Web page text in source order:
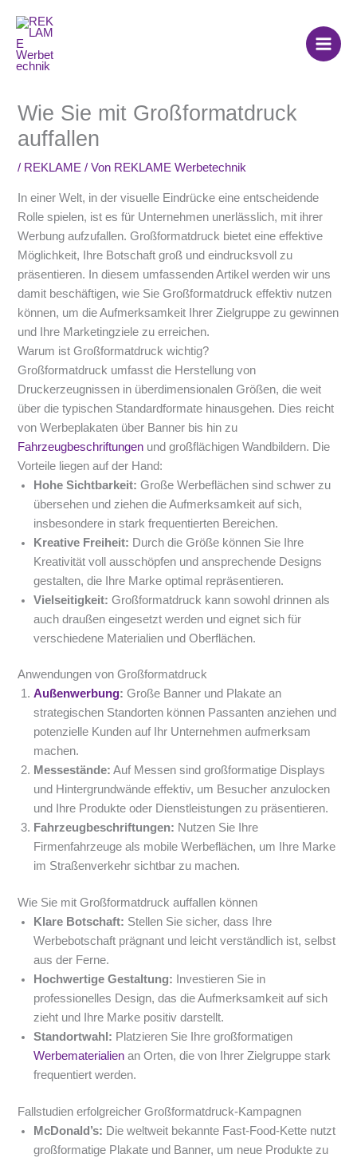
Inhalt
springen
Wie Sie mit Großformatdruck
auffallen
/ REKLAME / Von REKLAME Werbetechnik
In einer Welt, in der visuelle Eindrücke eine entscheidende
Rolle spielen, ist es für Unternehmen unerlässlich, mit ihrer
Werbung aufzufallen. Großformatdruck bietet eine effektive
Möglichkeit, Ihre Botschaft groß und eindrucksvoll zu
präsentieren. In diesem umfassenden Artikel werden wir uns
damit beschäftigen, wie Sie Großformatdruck effektiv nutzen
können, um die Aufmerksamkeit Ihrer Zielgruppe zu gewinnen
und Ihre Marketingziele zu erreichen.
Warum ist Großformatdruck wichtig?
Großformatdruck umfasst die Herstellung von
Druckerzeugnissen in überdimensionalen Größen, die weit
über die typischen Standardformate hinausgehen. Dies reicht
von Werbeplakaten über Banner bis hin zu
Fahrzeugbeschriftungen und großflächigen Wandbildern. Die
Vorteile liegen auf der Hand:
Hohe Sichtbarkeit: Große Werbeflächen sind schwer zu
übersehen und ziehen die Aufmerksamkeit auf sich,
insbesondere in stark frequentierten Bereichen.
Kreative Freiheit: Durch die Größe können Sie Ihre
Kreativität voll ausschöpfen und ansprechende Designs
gestalten, die Ihre Marke optimal repräsentieren.
Vielseitigkeit: Großformatdruck kann sowohl drinnen als
auch draußen eingesetzt werden und eignet sich für
verschiedene Materialien und Oberflächen.
Anwendungen von Großformatdruck
Außenwerbung: Große Banner und Plakate an
strategischen Standorten können Passanten anziehen und
potenzielle Kunden auf Ihr Unternehmen aufmerksam
machen.
Messestände: Auf Messen sind großformatige Displays
und Hintergrundwände effektiv, um Besucher anzulocken
und Ihre Produkte oder Dienstleistungen zu präsentieren.
Fahrzeugbeschriftungen: Nutzen Sie Ihre
Firmenfahrzeuge als mobile Werbeflächen, um Ihre Marke
im Straßenverkehr sichtbar zu machen.
Wie Sie mit Großformatdruck auffallen können
Klare Botschaft: Stellen Sie sicher, dass Ihre
Werbebotschaft prägnant und leicht verständlich ist, selbst
aus der Ferne.
Hochwertige Gestaltung: Investieren Sie in
professionelles Design, das die Aufmerksamkeit auf sich
zieht und Ihre Marke positiv darstellt.
Standortwahl: Platzieren Sie Ihre großformatigen
Werbematerialien an Orten, die von Ihrer Zielgruppe stark
frequentiert werden.
Fallstudien erfolgreicher Großformatdruck-Kampagnen
McDonald’s: Die weltweit bekannte Fast-Food-Kette nutzt
großformatige Plakate und Banner, um neue Produkte zu